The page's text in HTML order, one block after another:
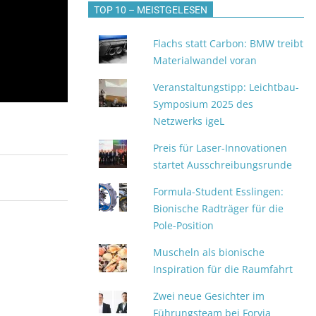
TOP 10 – MEISTGELESEN
Flachs statt Carbon: BMW treibt
Materialwandel voran
Veranstaltungstipp: Leichtbau-
Symposium 2025 des
Netzwerks igeL
Preis für Laser-Innovationen
startet Ausschreibungsrunde
Formula-Student Esslingen:
Bionische Radträger für die
Pole-Position
Muscheln als bionische
Inspiration für die Raumfahrt
Zwei neue Gesichter im
Führungsteam bei Forvia